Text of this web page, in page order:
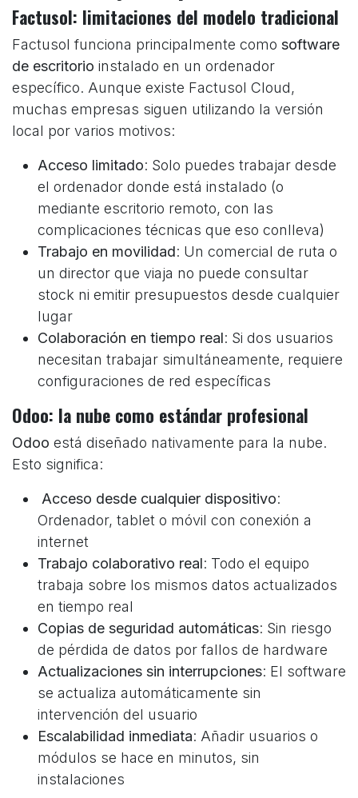
Factusol: limitaciones del modelo tradicional
Factusol funciona principalmente como software
de escritorio instalado en un ordenador
específico. Aunque existe Factusol Cloud,
muchas empresas siguen utilizando la versión
local por varios motivos:
Acceso limitado: Solo puedes trabajar desde
el ordenador donde está instalado (o
mediante escritorio remoto, con las
complicaciones técnicas que eso conlleva)
Trabajo en movilidad: Un comercial de ruta o
un director que viaja no puede consultar
stock ni emitir presupuestos desde cualquier
lugar
Colaboración en tiempo real: Si dos usuarios
necesitan trabajar simultáneamente, requiere
configuraciones de red específicas
Odoo: la nube como estándar profesional
Odoo está diseñado nativamente para la nube.
Esto significa:
Acceso desde cualquier dispositivo:
Ordenador, tablet o móvil con conexión a
internet
Trabajo colaborativo real: Todo el equipo
trabaja sobre los mismos datos actualizados
en tiempo real
Copias de seguridad automáticas: Sin riesgo
de pérdida de datos por fallos de hardware
Actualizaciones sin interrupciones: El software
se actualiza automáticamente sin
intervención del usuario
Escalabilidad inmediata: Añadir usuarios o
módulos se hace en minutos, sin
instalaciones